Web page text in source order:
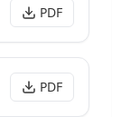
PDF
PDF